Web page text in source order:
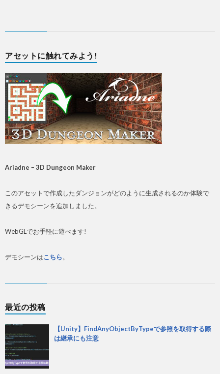
アセットに触れてみよう!
Ariadne – 3D Dungeon Maker
このアセットで作成したダンジョンがどのように生成されるのか体験で
きるデモシーンを追加しました。
WebGLでお手軽に遊べます!
デモシーンはこちら。
最近の投稿
【Unity】FindAnyObjectByTypeで参照を取得する際
は継承にも注意